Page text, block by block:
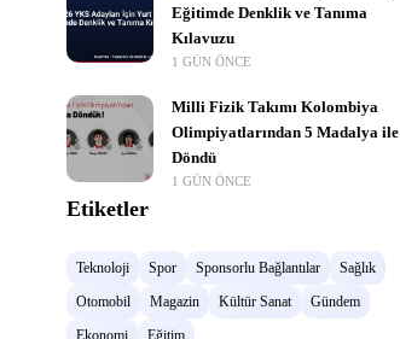
Eğitimde Denklik ve Tanıma
Kılavuzu
1 GÜN ÖNCE
Milli Fizik Takımı Kolombiya
Olimpiyatlarından 5 Madalya ile
Döndü
1 GÜN ÖNCE
Etiketler
Teknoloji Spor Sponsorlu Bağlantılar
Sağlık
Otomobil
Magazin Kültür Sanat
Gündem
Ekonomi
Eğitim